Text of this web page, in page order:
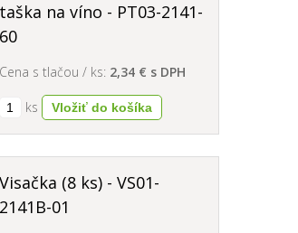
taška na víno - PT03-2141-
60
Cena s tlačou / ks: 2,34 € s DPH
ks
Visačka (8 ks) - VS01-
2141B-01